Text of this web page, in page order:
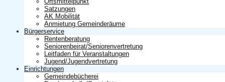
Satzungen
AK Mobilität
Anmietung Gemeinderäume
Bürgerservice
Rentenberatung
Seniorenbeirat/Seniorenvertretung
Leitfaden für Veranstaltungen
Jugend/Jugendvertretung
Einrichtungen
Gemeindebücherei